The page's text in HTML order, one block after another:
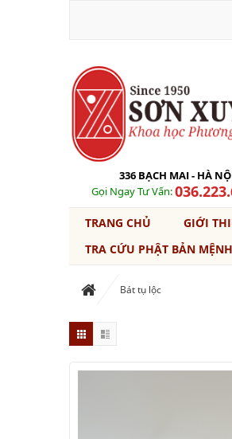
336 BẠCH MAI - HÀ
Gọi Ngay Tư Vấn:
TRANG CHỦ GIỚI
TRA CỨU PHẬT BẢN MỆNH
Bát tụ lộc